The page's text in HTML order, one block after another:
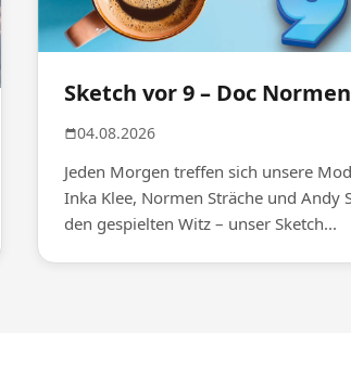
Sketch vor 9 – Doc Normen
04.08.2026
Jeden Morgen treffen sich unsere
Inka Klee, Normen Sträche und Andy
den gespielten Witz – unser Sketch...